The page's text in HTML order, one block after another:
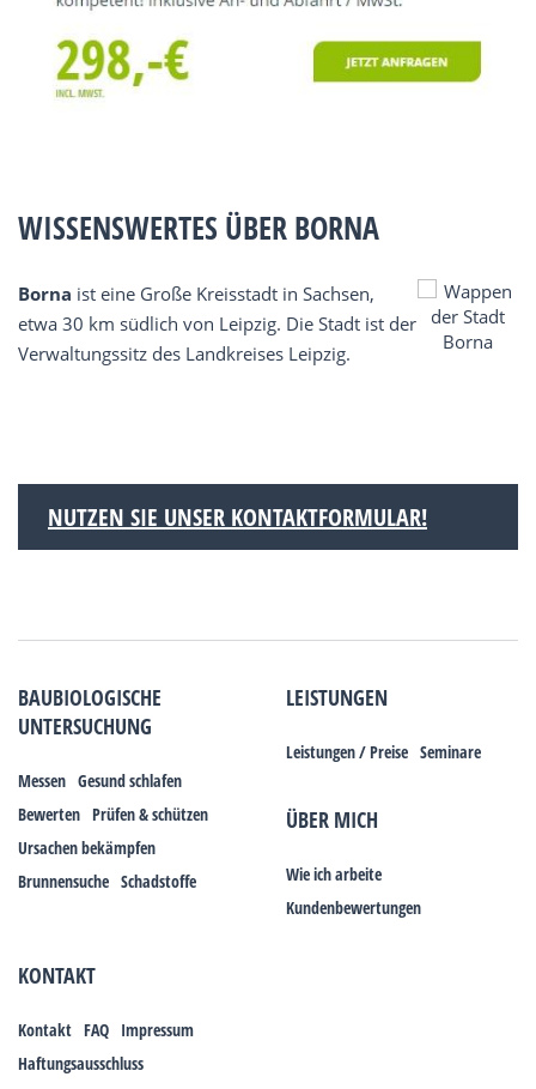
WISSENSWERTES ÜBER BORNA
Borna ist eine Große Kreisstadt in Sachsen,
etwa 30 km südlich von Leipzig. Die Stadt ist der
Verwaltungssitz des Landkreises Leipzig.
NUTZEN SIE UNSER KONTAKTFORMULAR!
BAUBIOLOGISCHE
UNTERSUCHUNG
Messen Gesund schlafen
Bewerten Prüfen & schützen
Ursachen bekämpfen
Brunnensuche Schadstoffe
LEISTUNGEN
Leistungen / Preise Seminare
ÜBER MICH
Wie ich arbeite
Kundenbewertungen
KONTAKT
Kontakt FAQ Impressum
Haftungsausschluss